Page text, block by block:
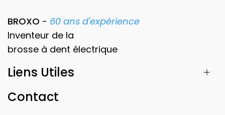
BROXO - 60 ans d'expérience
Inventeur de la
brosse à dent électrique
Liens Utiles
Contact